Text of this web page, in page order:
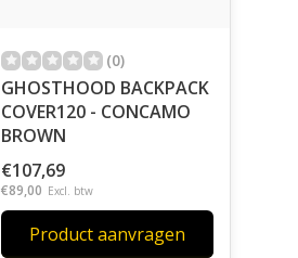
(0)
GHOSTHOOD BACKPACK
COVER120 - CONCAMO
BROWN
€107,69
€89,00 Excl. btw
Product aanvragen